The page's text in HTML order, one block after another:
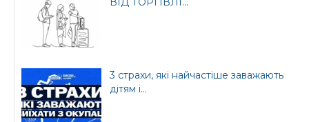
3 страхи, які найчастіше заважають
дітям і...